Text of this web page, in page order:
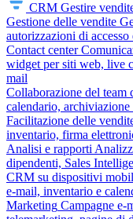
CRM Gestire
Gestione delle vendite
autorizzazioni di accesso
Contact center
widget per siti web, live
mail
Collaborazione del team
calendario,
Facilitazione delle
inventario, firma
Analisi e rapporti
dipendenti, Sales
CRM su dispositivi
e-mail, inventario e
Marketing Campagne e-